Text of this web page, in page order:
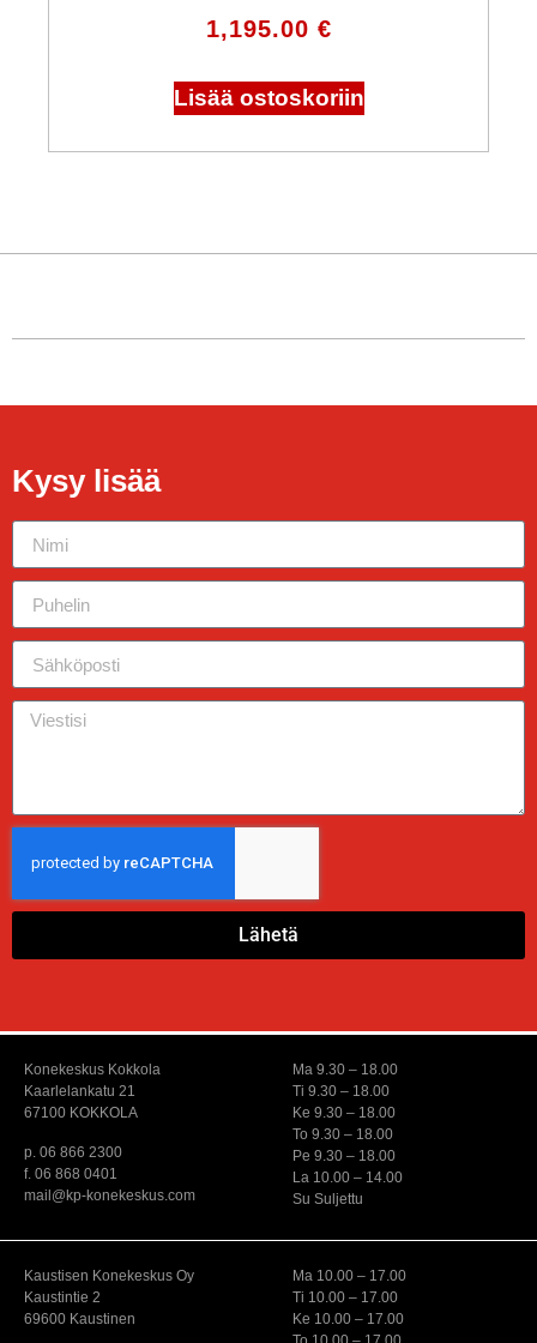
1,195.00 €
Lisää ostoskoriin
Kysy lisää
Lähetä
Konekeskus Kokkola
Kaarlelankatu 21
67100 KOKKOLA
p. 06 866 2300
f. 06 868 0401
mail@kp-konekeskus.com
Ma 9.30 – 18.00
Ti 9.30 – 18.00
Ke 9.30 – 18.00
To 9.30 – 18.00
Pe 9.30 – 18.00
La 10.00 – 14.00
Su Suljettu
Kaustisen Konekeskus Oy
Kaustintie 2
69600 Kaustinen
Ma 10.00 – 17.00
Ti 10.00 – 17.00
Ke 10.00 – 17.00